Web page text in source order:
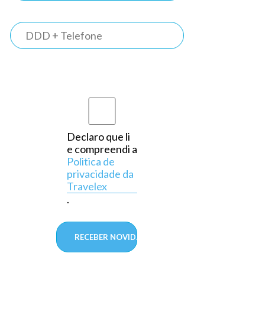
Declaro que li
e compreendi a
Politica de
privacidade da
Travelex
.
TRAVELEX
BANK
primeiro
banco do
país a
operar
exclusivamente
em
aprovado
pelo